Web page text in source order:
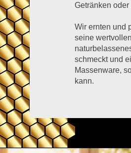
Getränken
Wir ernten und
seine
schmeckt und
Massenware,
kann.